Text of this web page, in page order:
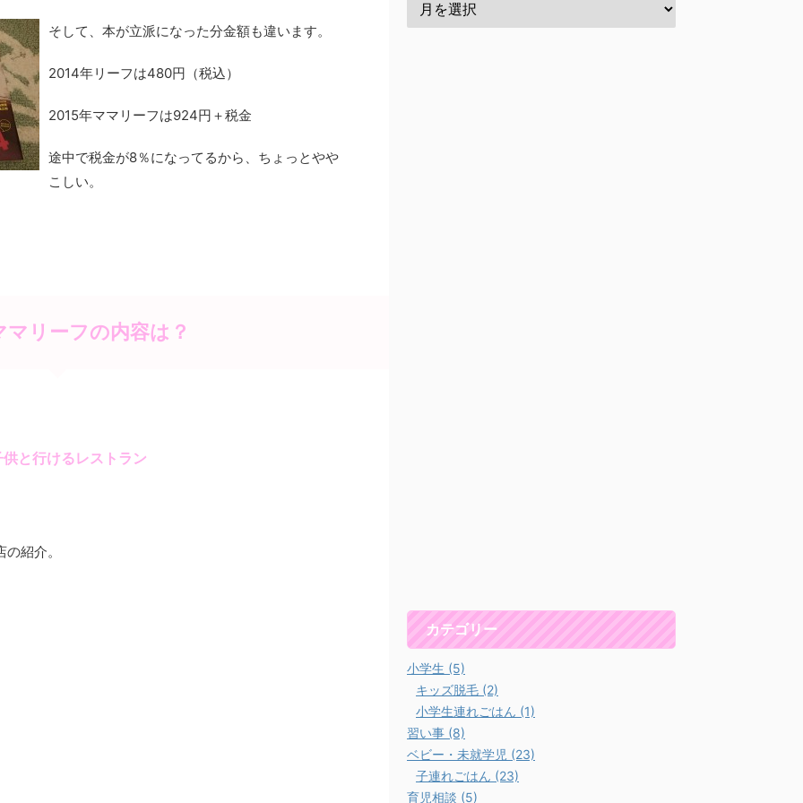
そして、本が立派になった分金額も違います。
2014年リーフは480円（税込）
2015年ママリーフは924円＋税金
途中で税金が8％になってるから、ちょっとやや
こしい。
マリーフの内容は？
と行けるレストラン
紹介。
カテゴリー
小学生 (5)
キッズ脱毛 (2)
小学生連れごはん (1)
習い事 (8)
ベビー・未就学児 (23)
子連れごはん (23)
育児相談 (5)